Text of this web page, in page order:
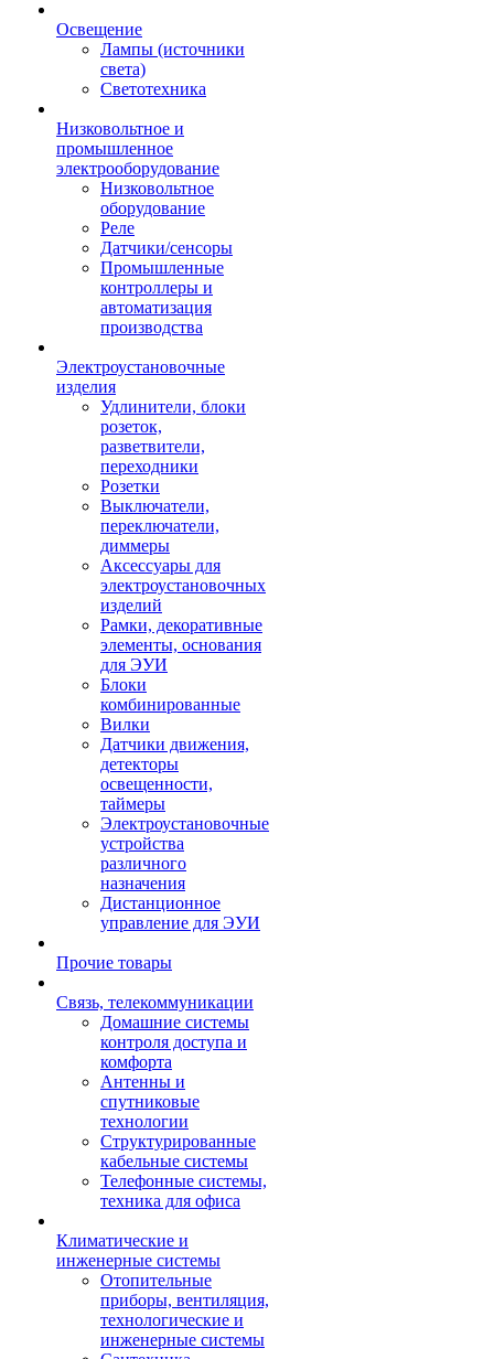
Освещение
Лампы (источники
света)
Светотехника
Низковольтное и
промышленное
электрооборудование
Низковольтное
оборудование
Реле
Датчики/сенсоры
Промышленные
контроллеры и
автоматизация
производства
Электроустановочные
изделия
Удлинители, блоки
розеток,
разветвители,
переходники
Розетки
Выключатели,
переключатели,
диммеры
Аксессуары для
электроустановочных
изделий
Рамки, декоративные
элементы, основания
для ЭУИ
Блоки
комбинированные
Вилки
Датчики движения,
детекторы
освещенности,
таймеры
Электроустановочные
устройства
различного
назначения
Дистанционное
управление для ЭУИ
Прочие товары
Связь, телекоммуникации
Домашние системы
контроля доступа и
комфорта
Антенны и
спутниковые
технологии
Структурированные
кабельные системы
Телефонные системы,
техника для офиса
Климатические и
инженерные системы
Отопительные
приборы, вентиляция,
технологические и
инженерные системы